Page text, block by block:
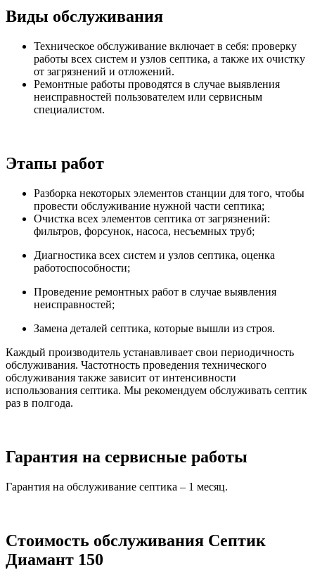
Виды обслуживания
Техническое обслуживание включает в себя: проверку
работы всех систем и узлов септика, а также их очистку
от загрязнений и отложений.
Ремонтные работы проводятся в случае выявления
неисправностей пользователем или сервисным
специалистом.
Этапы работ
Разборка некоторых элементов станции для того, чтобы
провести обслуживание нужной части септика;
Очистка всех элементов септика от загрязнений:
фильтров, форсунок, насоса, несъемных труб;
Диагностика всех систем и узлов септика, оценка
работоспособности;
Проведение ремонтных работ в случае выявления
неисправностей;
Замена деталей септика, которые вышли из строя.
Каждый производитель устанавливает свои периодичность
обслуживания. Частотность проведения технического
обслуживания также зависит от интенсивности
использования септика. Мы рекомендуем обслуживать септик
раз в полгода.
Гарантия на сервисные работы
Гарантия на обслуживание септика – 1 месяц.
Стоимость обслуживания Септик
Диамант 150